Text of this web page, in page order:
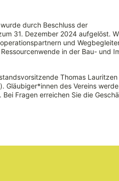
durch Beschluss der
31. Dezember 2024 aufgelöst.
und
in der Bau- und
Thomas Lauritzen
Gläubiger*innen des Vereins
Fragen erreichen Sie die